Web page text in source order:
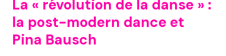
La « révolution de la danse » :
la post-modern dance et
Pina Bausch